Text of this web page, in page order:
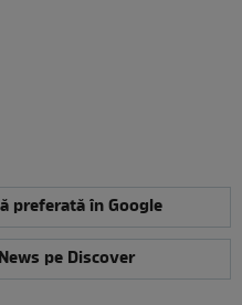
preferată în Google
pe Discover